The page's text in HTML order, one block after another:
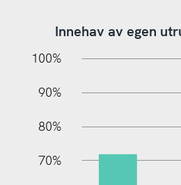
Innehav av egen
100%
90%
80%
70%